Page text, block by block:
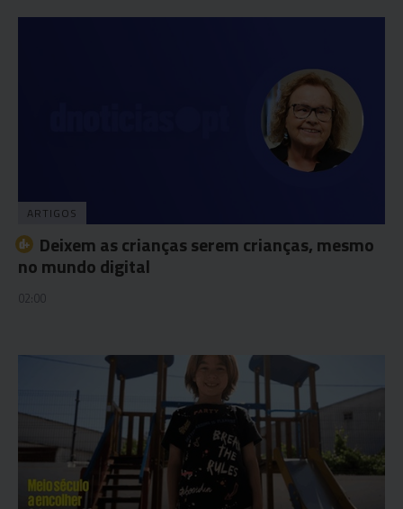
ARTIGOS
Deixem as crianças serem crianças, mesmo
no mundo digital
02:00